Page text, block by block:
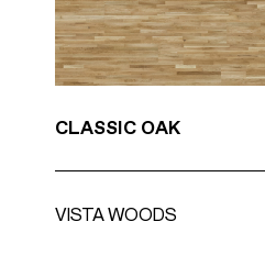
CLASSIC OAK
VISTA WOODS